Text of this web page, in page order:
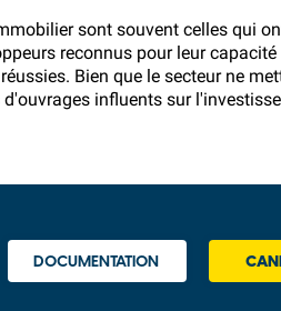
sont souvent celles qui
reconnus pour leur
Bien que le secteur ne
influents sur
DOCUMENTATION